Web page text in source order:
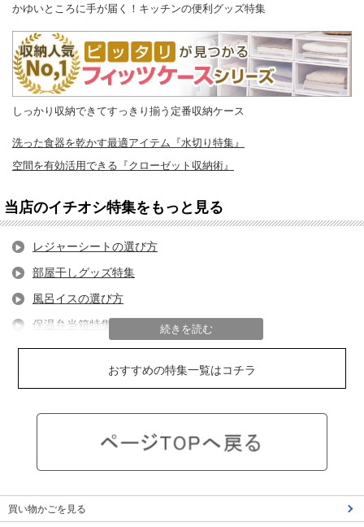
かゆいところに手が届く！キッチンの便利グッズ特集
しっかり収納できてすっきり揃う定番収納ケース
洗った食器を乾かす最適アイテム『水切り特集』
空間を有効活用できる『クローゼット収納術』
当店のイチオシ特集をもっと見る
続きを読む
レジャーシートの選び方
部屋干しグッズ特集
風呂イスの選び方
保温弁当箱特集
フライパンの選び方
おすすめの特集一覧はコチラ